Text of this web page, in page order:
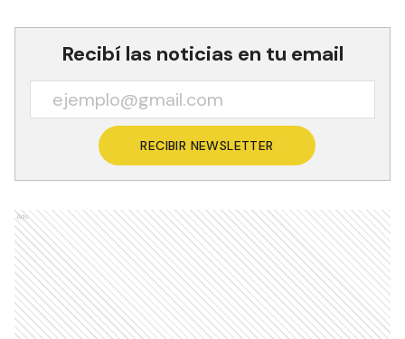
Recibí las noticias en tu email
RECIBIR NEWSLETTER
Ads